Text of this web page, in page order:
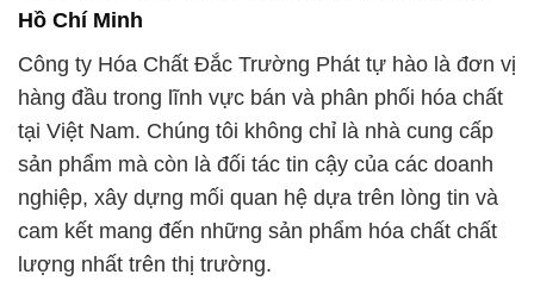
Hồ Chí Minh
Công ty Hóa Chất Đắc Trường Phát tự hào là đơn vị
hàng đầu trong lĩnh vực bán và phân phối hóa chất
tại Việt Nam. Chúng tôi không chỉ là nhà cung cấp
sản phẩm mà còn là đối tác tin cậy của các doanh
nghiệp, xây dựng mối quan hệ dựa trên lòng tin và
cam kết mang đến những sản phẩm hóa chất chất
lượng nhất trên thị trường.